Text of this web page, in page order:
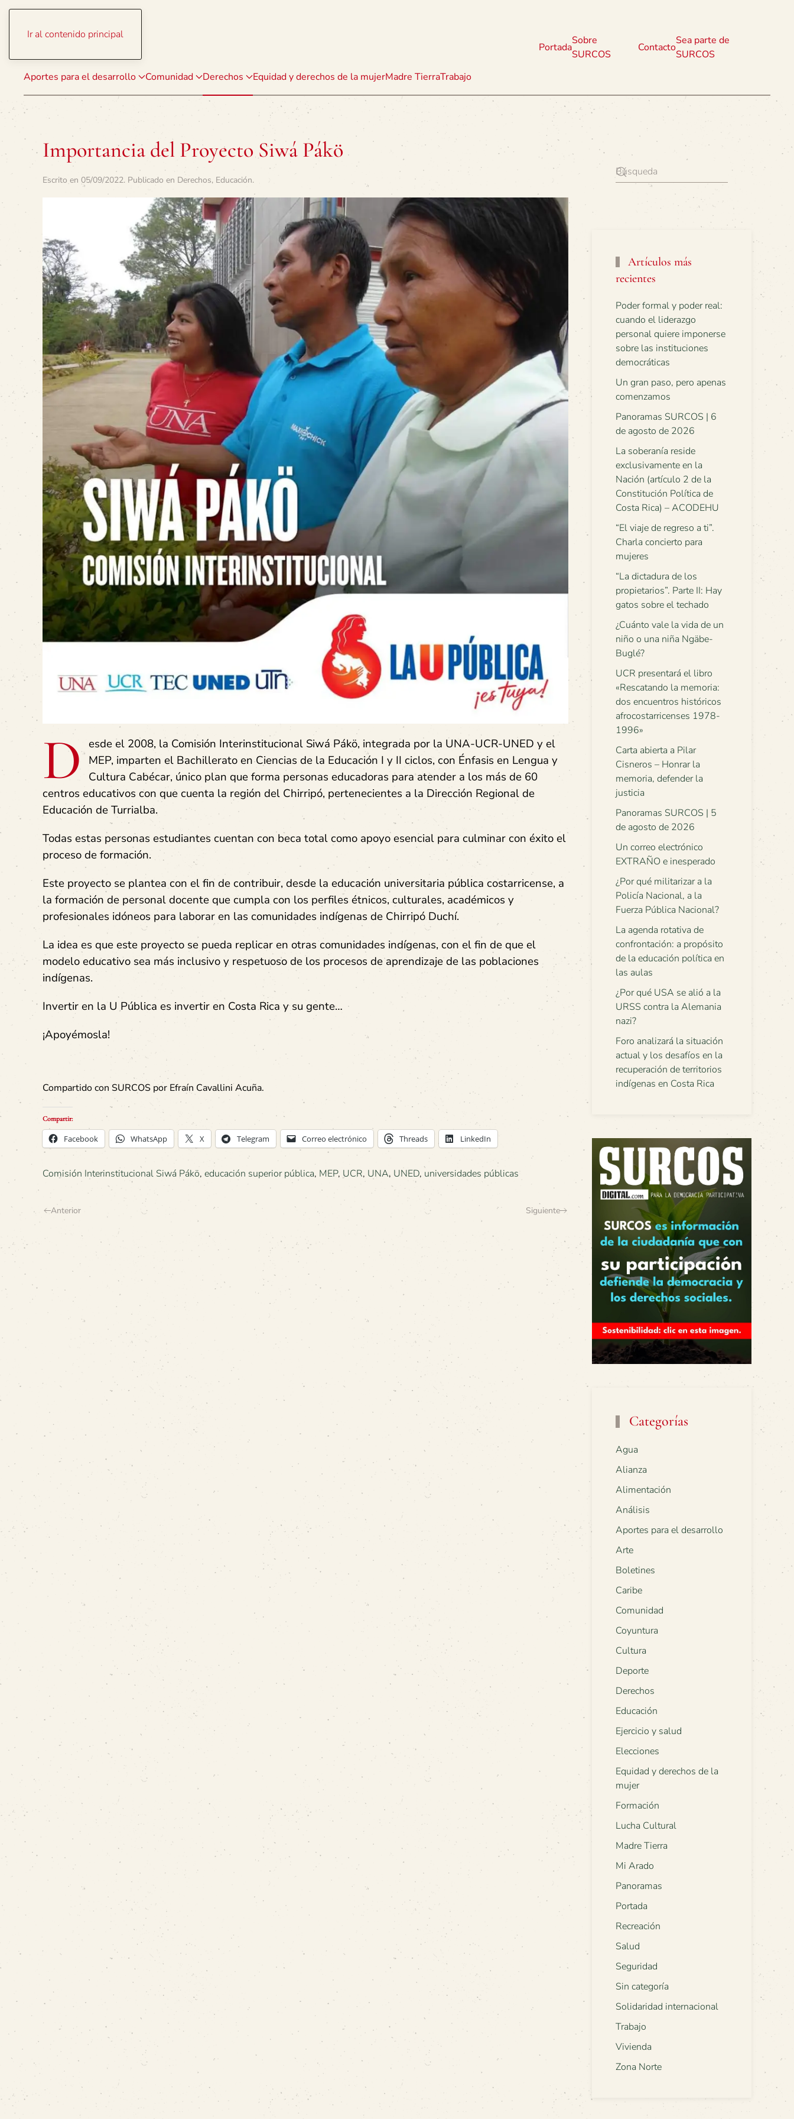
Ir al contenido principal
Aportes para el desarrollo Comunidad Derechos Equidad y derechos de la mujerMadre TierraTrabajo
Portada
Sobre
SURCOS
Contacto
Sea parte de
SURCOS
Importancia del Proyecto Siwá Pákö
Escrito en 05/09/2022. Publicado en Derechos, Educación.
D
esde el 2008, la Comisión Interinstitucional Siwá Pákö, integrada por la UNA-UCR-UNED y el
MEP, imparten el Bachillerato en Ciencias de la Educación I y II ciclos, con Énfasis en Lengua y
Cultura Cabécar, único plan que forma personas educadoras para atender a los más de 60
centros educativos con que cuenta la región del Chirripó, pertenecientes a la Dirección Regional de
Educación de Turrialba.
Todas estas personas estudiantes cuentan con beca total como apoyo esencial para culminar con éxito el
proceso de formación.
Este proyecto se plantea con el fin de contribuir, desde la educación universitaria pública costarricense, a
la formación de personal docente que cumpla con los perfiles étnicos, culturales, académicos y
profesionales idóneos para laborar en las comunidades indígenas de Chirripó Duchí.
La idea es que este proyecto se pueda replicar en otras comunidades indígenas, con el fin de que el
modelo educativo sea más inclusivo y respetuoso de los procesos de aprendizaje de las poblaciones
indígenas.
Invertir en la U Pública es invertir en Costa Rica y su gente…
¡Apoyémosla!
Compartido con SURCOS por Efraín Cavallini Acuña.
Compartir:
Facebook WhatsApp X Telegram Correo electrónico Threads LinkedIn
Comisión Interinstitucional Siwá Pákö, educación superior pública, MEP, UCR, UNA, UNED, universidades públicas
Anterior Siguiente
Artículos más
recientes
Poder formal y poder real:
cuando el liderazgo
personal quiere imponerse
sobre las instituciones
democráticas
Un gran paso, pero apenas
comenzamos
Panoramas SURCOS | 6
de agosto de 2026
La soberanía reside
exclusivamente en la
Nación (artículo 2 de la
Constitución Política de
Costa Rica) – ACODEHU
“El viaje de regreso a ti”.
Charla concierto para
mujeres
“La dictadura de los
propietarios”. Parte II: Hay
gatos sobre el techado
¿Cuánto vale la vida de un
niño o una niña Ngäbe-
Buglé?
UCR presentará el libro
«Rescatando la memoria:
dos encuentros históricos
afrocostarricenses 1978-
1996»
Carta abierta a Pilar
Cisneros – Honrar la
memoria, defender la
justicia
Panoramas SURCOS | 5
de agosto de 2026
Un correo electrónico
EXTRAÑO e inesperado
¿Por qué militarizar a la
Policía Nacional, a la
Fuerza Pública Nacional?
La agenda rotativa de
confrontación: a propósito
de la educación política en
las aulas
¿Por qué USA se alió a la
URSS contra la Alemania
nazi?
Foro analizará la situación
actual y los desafíos en la
recuperación de territorios
indígenas en Costa Rica
Categorías
Agua
Alianza
Alimentación
Análisis
Aportes para el desarrollo
Arte
Boletines
Caribe
Comunidad
Coyuntura
Cultura
Deporte
Derechos
Educación
Ejercicio y salud
Elecciones
Equidad y derechos de la
mujer
Formación
Lucha Cultural
Madre Tierra
Mi Arado
Panoramas
Portada
Recreación
Salud
Seguridad
Sin categoría
Solidaridad internacional
Trabajo
Vivienda
Zona Norte